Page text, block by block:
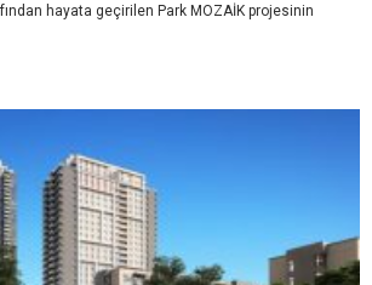
hayata geçirilen Park MOZAİK projesinin